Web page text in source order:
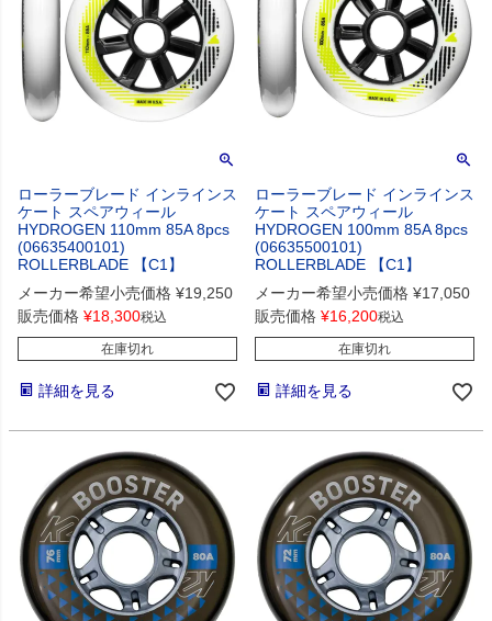
ローラーブレード インラインス
ケート スペアウィール
HYDROGEN 110mm 85A 8pcs
(06635400101)
ROLLERBLADE 【C1】
メーカー希望小売価格 ¥19,250
販売価格 ¥18,300税込
在庫切れ
詳細を見る
ローラーブレード インラインス
ケート スペアウィール
HYDROGEN 100mm 85A 8pcs
(06635500101)
ROLLERBLADE 【C1】
メーカー希望小売価格 ¥17,050
販売価格 ¥16,200税込
在庫切れ
詳細を見る